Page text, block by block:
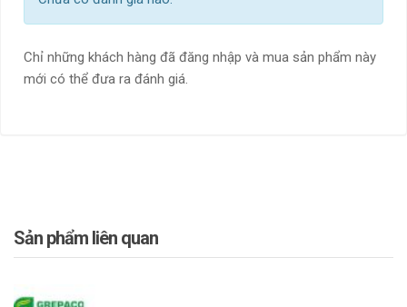
Chỉ những khách hàng đã đăng nhập và mua sản phẩm này
mới có thể đưa ra đánh giá.
Sản phẩm liên quan